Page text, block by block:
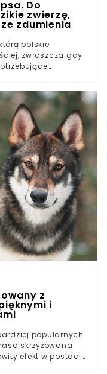
Do
zwierzę,
zdumienia
polskie
zwłaszcza gdy
pupilem
cienka.
wieczór na
intencje mogą
w osłupienie
policji.Granica
na drodzeDzikie
pupilaKobieta
z
i
popularnych
skrzyżowana
efekt w postaci